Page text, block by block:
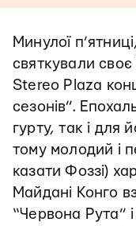
Минулої
святкували своє
Stereo Plaza
сезонів”.
гурту, так і для
тому молодий і
казати Фоззі)
Майдані Конго
“Червона Рута”